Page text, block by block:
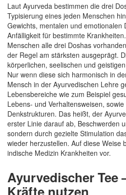
Laut Ayurveda bestimmen die drei
Typisierung eines jeden Menschen
Gewichts, mentalen und emotionalen
Anfälligkeit für bestimmte
Menschen alle drei Doshas
der Regel am stärksten ausgeprägt.
körperlichen, seelischen und
Nur wenn diese sich harmonisch in
Mensch in der Ayurvedischen Lehre
Lebensbereiche wie zum Beispiel
Lebens- und Verhaltensweisen,
Denkstrukturen. Das heißt, der
erster Linie darauf ab, Beschwerden
sondern durch gezielte Stimulation
wieder herzustellen. Auf diese Weise
indische Medizin Krankheiten vor.
Ayurvedischer Tee
Kräfte nutzen